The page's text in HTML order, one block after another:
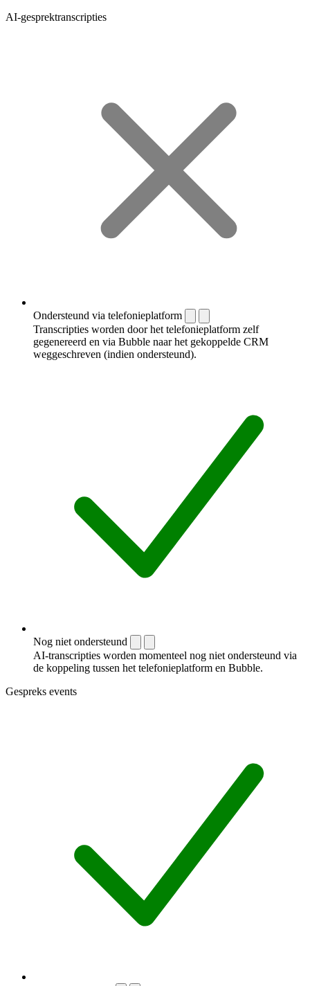
AI-gesprektranscripties
Ondersteund via telefonieplatform
Transcripties worden door het telefonieplatform zelf
gegenereerd en via Bubble naar het gekoppelde CRM
weggeschreven (indien ondersteund).
Nog niet ondersteund
AI-transcripties worden momenteel nog niet ondersteund via
de koppeling tussen het telefonieplatform en Bubble.
Gespreks events